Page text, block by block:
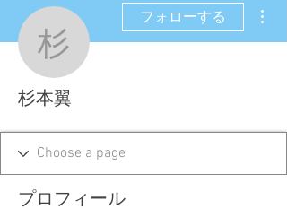
杉本翼
フォローする
杉本翼
プロフィール